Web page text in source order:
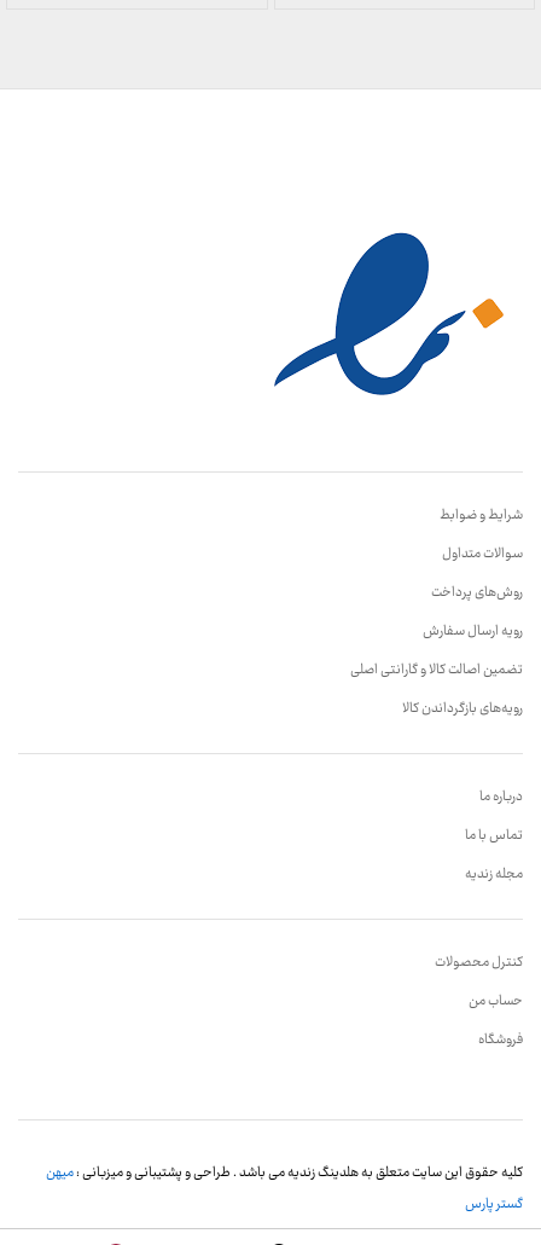
شرایط و ضوابط
سوالات متداول
روش‌های پرداخت
رویه ارسال سفارش
تضمین اصالت کالا و گارانتی اصلی
رویه‌های بازگرداندن کالا
درباره ما
تماس با ما
مجله زندیه
کنترل محصولات
حساب من
فروشگاه
کلیه حقوق این سایت متعلق به هلدینگ زندیه می باشد . طراحی و پشتیبانی و میزبانی :میهن
گستر پارس